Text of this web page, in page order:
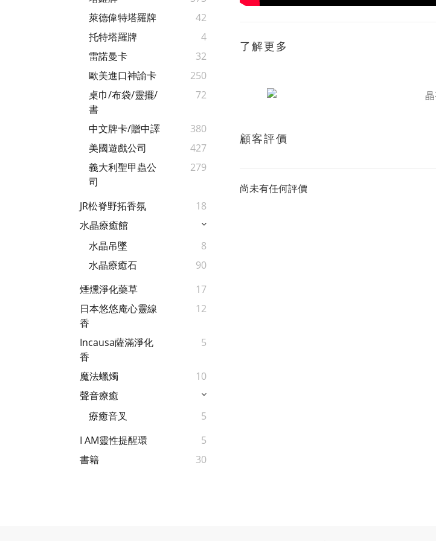
萊德偉特塔羅牌
42
托特塔羅牌
4
雷諾曼卡
32
歐美進口神諭卡
250
桌巾/布袋/靈擺/
書
72
中文牌卡/贈中譯
380
美國遊戲公司
427
義大利聖甲蟲公
司
279
JR松脊野拓香氛
18
水晶療癒館
水晶吊墜
8
水晶療癒石
90
煙燻淨化藥草
17
日本悠悠庵心靈線
香
12
Incausa薩滿淨化
香
5
魔法蠟燭
10
聲音療癒
療癒音叉
5
I AM靈性提醒環
5
書籍
30
了解更多
顧客評價
尚未有任何評價